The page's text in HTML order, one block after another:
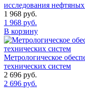
исследования
1 968 руб.
1 968 руб.
В корзину
Метрологическое
технических систем
2 696 руб.
2 696 руб.